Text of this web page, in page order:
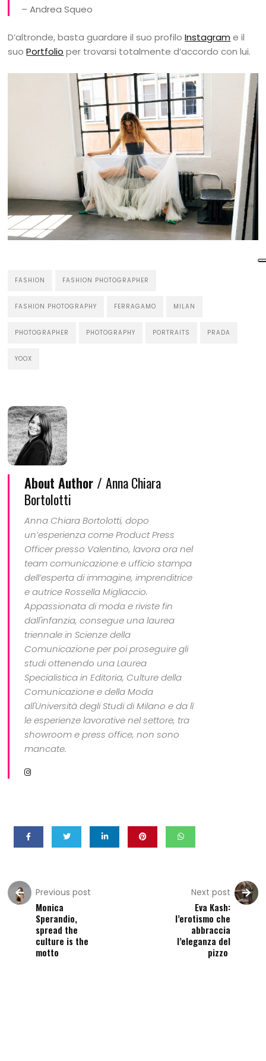
– Andrea Squeo
D’altronde, basta guardare il suo profiloInstagram e il
suoPortfolio per trovarsi totalmente d’accordo con lui.
FASHION FASHION PHOTOGRAPHER
FASHION PHOTOGRAPHY FERRAGAMO MILAN
PHOTOGRAPHER PHOTOGRAPHY PORTRAITS PRADA
YOOX
About Author /Anna Chiara
Bortolotti
Anna Chiara Bortolotti, dopo
un’esperienza come Product Press
Officer presso Valentino, lavora ora nel
team comunicazione e ufficio stampa
dell’esperta di immagine, imprenditrice
e autrice Rossella Migliaccio.
Appassionata di moda e riviste fin
dall'infanzia, consegue una laurea
triennale in Scienze della
Comunicazione per poi proseguire gli
studi ottenendo una Laurea
Specialistica in Editoria, Culture della
Comunicazione e della Moda
all'Università degli Studi di Milano e da lì
le esperienze lavorative nel settore, tra
showroom e press office, non sono
mancate.
Previous post
Monica
Sperandio,
spread the
culture is the
motto
Next post
Eva Kash:
l’erotismo che
abbraccia
l’eleganza del
pizzo